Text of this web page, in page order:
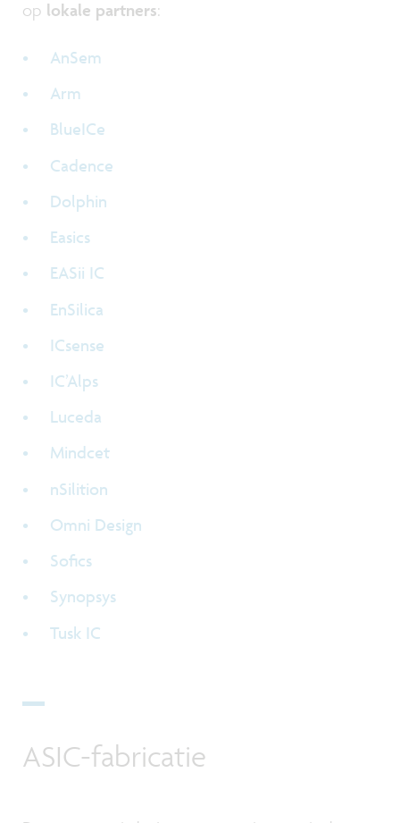
op lokale partners:
AnSem
Arm
BlueICe
Cadence
Dolphin
Easics
EASii IC
EnSilica
ICsense
IC’Alps
Luceda
Mindcet
nSilition
Omni Design
Sofics
Synopsys
Tusk IC
ASIC-fabricatie